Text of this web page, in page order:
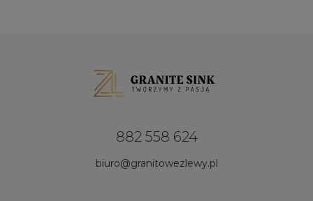
882 558 624
biuro@granitowezlewy.pl